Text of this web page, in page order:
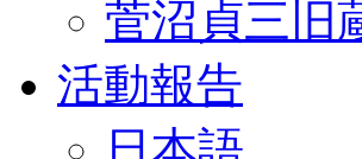
菅沼貞三旧
活動報告
日本語